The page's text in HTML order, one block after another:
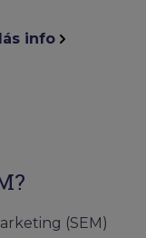
info
(SEM)